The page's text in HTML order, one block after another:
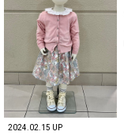
2024.02.15 UP